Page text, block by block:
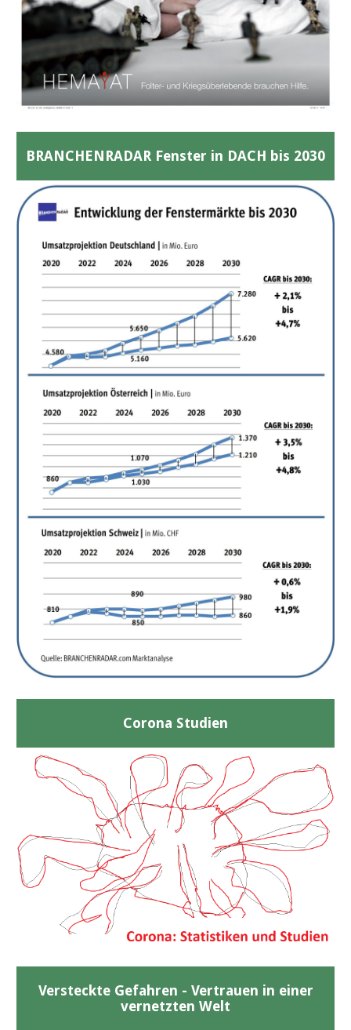
BRANCHENRADAR Fenster in DACH bis 2030
Corona Studien
Versteckte Gefahren - Vertrauen in einer
vernetzten Welt